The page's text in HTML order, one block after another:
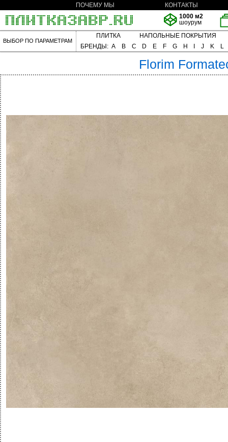
ПОЧЕМУ МЫ
КОНТАКТЫ
1000 м2
шоурум
ВЫБОР ПО ПАРАМЕТРАМ
ПЛИТКА
НАПОЛЬНЫЕ ПОКРЫТИЯ
БРЕНДЫ: A B C D E F G H J K L
Florim